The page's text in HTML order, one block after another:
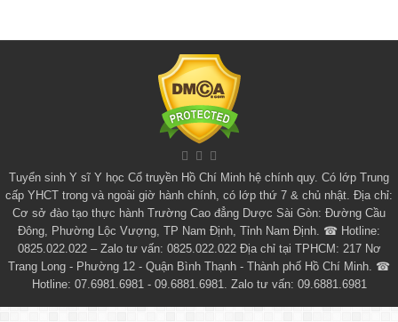
Tuyển sinh Y sĩ Y học Cổ truyền Hồ Chí Minh hệ chính quy. Có lớp Trung
cấp YHCT trong và ngoài giờ hành chính, có lớp thứ 7 & chủ nhật. Địa chỉ:
Cơ sở đào tạo thực hành Trường Cao đẳng Dược Sài Gòn: Đường Cầu
Đông, Phường Lộc Vượng, TP Nam Định, Tỉnh Nam Định. ☎ Hotline:
0825.022.022 – Zalo tư vấn: 0825.022.022 Địa chỉ tại TPHCM: 217 Nơ
Trang Long - Phường 12 - Quận Bình Thạnh - Thành phố Hồ Chí Minh. ☎
Hotline: 07.6981.6981 - 09.6881.6981. Zalo tư vấn: 09.6881.6981